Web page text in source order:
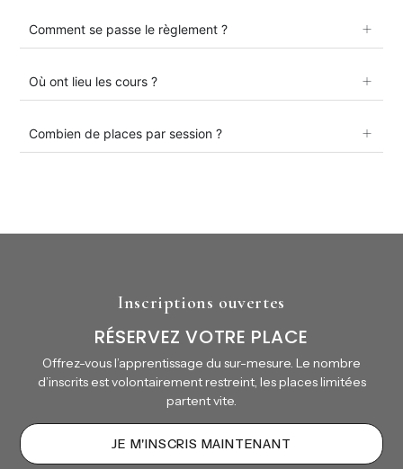
Comment se passe le règlement ?
Où ont lieu les cours ?
Combien de places par session ?
Inscriptions ouvertes
RÉSERVEZ VOTRE PLACE
Offrez-vous l’apprentissage du sur-mesure. Le nombre
d’inscrits est volontairement restreint, les places limitées
partent vite.
JE M'INSCRIS MAINTENANT